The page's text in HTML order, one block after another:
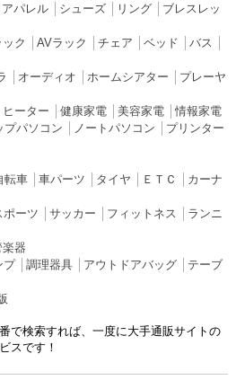
アパレル│ シューズ│ リング│ ブレスレッ
ック AVラック チェア ベッド バス
オーディオ ホームシアター
プレーヤ
ヒーター 健康家電│ 美容家電│情報家電
プパソコン ノートパソコン
プリンター
転車│ 車パーツ タイヤ ＥＴＣ
カーナ
ポーツ サッカー フィットネス
ランニ
楽器
プ│ 調理器具│ アウトドアバッグ│ テーブ
で検索すれば、一度に大手通販サイトの
スです！